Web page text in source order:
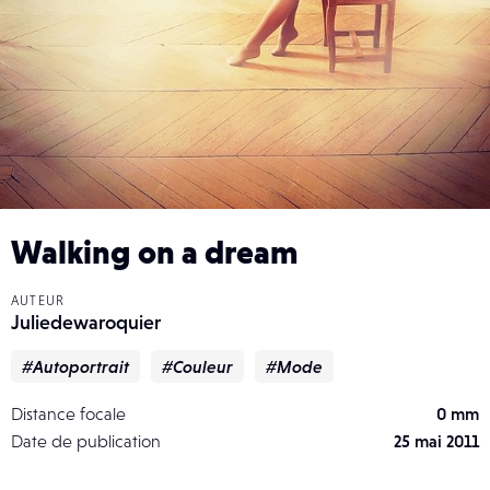
Walking on a dream
AUTEUR
Juliedewaroquier
#Autoportrait #Couleur #Mode
Distance focale
0 mm
Date de publication
25 mai 2011